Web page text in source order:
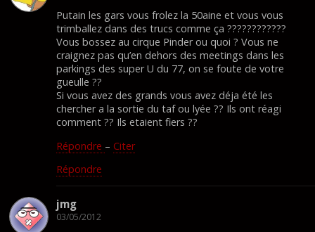
Putain les gars vous frolez la 50aine et vous vous
trimballez dans des trucs comme ça ????????????
Vous bossez au cirque Pinder ou quoi ? Vous ne
craignez pas qu’en dehors des meetings dans les
parkings des super U du 77, on se foute de votre
gueulle ??
Si vous avez des grands vous avez déja été les
chercher a la sortie du taf ou lyée ?? Ils ont réagi
comment ?? Ils etaient fiers ??
Répondre – Citer
Répondre
jmg
03/05/2012